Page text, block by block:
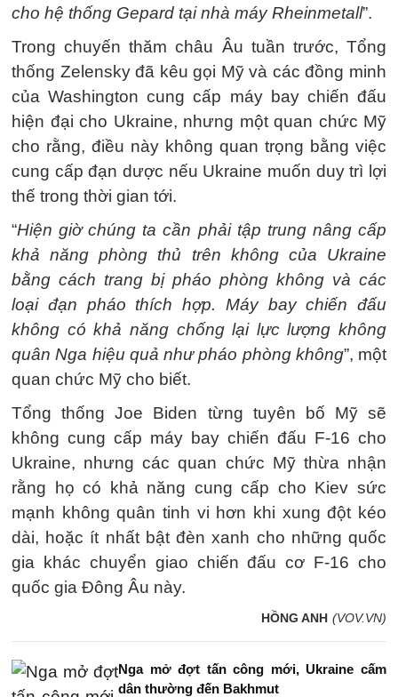
cho hệ thống Gepard tại nhà máy Rheinmetall”.
Trong chuyến thăm châu Âu tuần trước, Tổng
thống Zelensky đã kêu gọi Mỹ và các đồng minh
của Washington cung cấp máy bay chiến đấu
hiện đại cho Ukraine, nhưng một quan chức Mỹ
cho rằng, điều này không quan trọng bằng việc
cung cấp đạn dược nếu Ukraine muốn duy trì lợi
thế trong thời gian tới.
“Hiện giờ chúng ta cần phải tập trung nâng cấp
khả năng phòng thủ trên không của Ukraine
bằng cách trang bị pháo phòng không và các
loại đạn pháo thích hợp. Máy bay chiến đấu
không có khả năng chống lại lực lượng không
quân Nga hiệu quả như pháo phòng không”, một
quan chức Mỹ cho biết.
Tổng thống Joe Biden từng tuyên bố Mỹ sẽ
không cung cấp máy bay chiến đấu F-16 cho
Ukraine, nhưng các quan chức Mỹ thừa nhận
rằng họ có khả năng cung cấp cho Kiev sức
mạnh không quân tinh vi hơn khi xung đột kéo
dài, hoặc ít nhất bật đèn xanh cho những quốc
gia khác chuyển giao chiến đấu cơ F-16 cho
quốc gia Đông Âu này.
HỒNG ANH (VOV.VN)
Nga mở đợt tấn công mới, Ukraine cấm
dân thường đến Bakhmut